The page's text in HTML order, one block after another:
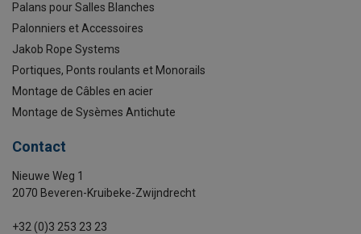
Palans pour Salles Blanches
Palonniers et Accessoires
Jakob Rope Systems
Portiques, Ponts roulants et Monorails
Montage de Câbles en acier
Montage de Sysèmes Antichute
Contact
Nieuwe Weg 1
2070 Beveren-Kruibeke-Zwijndrecht
+32 (0)3 253 23 23